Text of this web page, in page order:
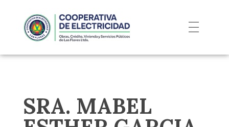
SRA. MABEL